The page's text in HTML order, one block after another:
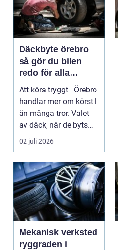
Däckbyte örebro
så gör du bilen
redo för alla
årstider
Att köra tryggt i Örebro
handlar mer om körstil
än många tror. Valet
av däck, när de byts
och hur de...
02 juli 2026
Mekanisk verksted
ryggraden i